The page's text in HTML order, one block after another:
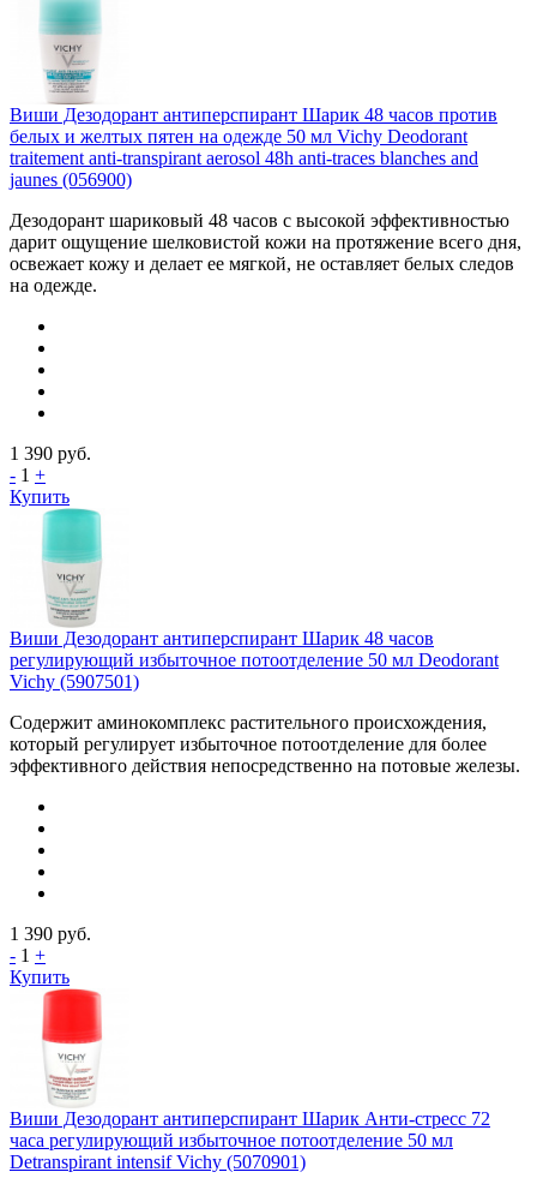
Виши Дезодорант антиперспирант Шарик 48 часов против
белых и желтых пятен на одежде 50 мл Vichy Deodorant
traitement anti-transpirant aerosol 48h anti-traces blanches and
jaunes (056900)
Дезодорант шариковый 48 часов с высокой эффективностью
дарит ощущение шелковистой кожи на протяжение всего дня,
освежает кожу и делает ее мягкой, не оставляет белых следов
на одежде.
1 390 руб.
- 1 +
Купить
Виши Дезодорант антиперспирант Шарик 48 часов
регулирующий избыточное потоотделение 50 мл Deodorant
Vichy (5907501)
Содержит аминокомплекс растительного происхождения,
который регулирует избыточное потоотделение для более
эффективного действия непосредственно на потовые железы.
1 390 руб.
- 1 +
Купить
Виши Дезодорант антиперспирант Шарик Анти-стресс 72
часа регулирующий избыточное потоотделение 50 мл
Detranspirant intensif Vichy (5070901)